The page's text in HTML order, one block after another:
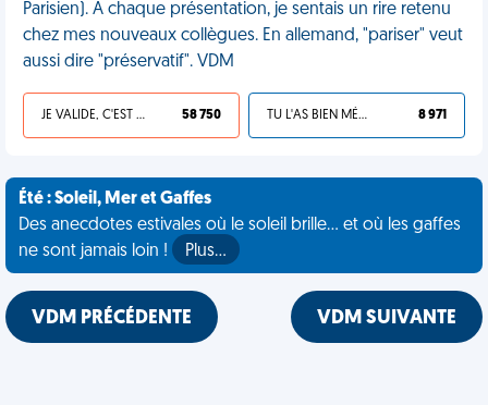
Parisien). À chaque présentation, je sentais un rire retenu
chez mes nouveaux collègues. En allemand, "pariser" veut
aussi dire "préservatif". VDM
JE VALIDE, C'EST UNE VDM 58 750 TU L'AS BIEN MÉRITÉ 8 971
Été : Soleil, Mer et Gaffes
Des anecdotes estivales où le soleil brille... et où les gaffes
ne sont jamais loin !
Plus…
VDM PRÉCÉDENTE VDM SUIVANTE